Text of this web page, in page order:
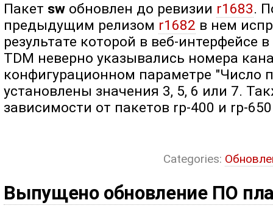
Пакет sw обновлен до ревизии r1683.
предыдущим релизом r1682 в нем
результате которой в веб-интерфейсе
TDM неверно указывались номера
конфигурационном параметре "Число
установлены значения 3, 5, 6 или 7.
зависимости от пакетов rp-400 и rp-
Categories:
Выпущено обновление ПО